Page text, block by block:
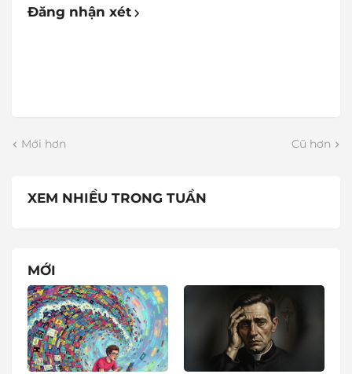
Đăng nhận xét
Mới hơn Cũ hơn
XEM NHIỀU TRONG TUẦN
MỚI